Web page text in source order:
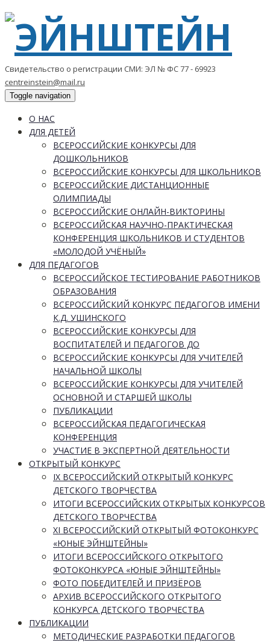
Свидетельство о регистрации СМИ: ЭЛ № ФС 77 - 69923
centreinstein@mail.ru
Toggle navigation
О НАС
ДЛЯ ДЕТЕЙ
ВСЕРОССИЙСКИЕ КОНКУРСЫ ДЛЯ
ДОШКОЛЬНИКОВ
ВСЕРОССИЙСКИЕ КОНКУРСЫ ДЛЯ ШКОЛЬНИКОВ
ВСЕРОССИЙСКИЕ ДИСТАНЦИОННЫЕ
ОЛИМПИАДЫ
ВСЕРОССИЙСКИЕ ОНЛАЙН-ВИКТОРИНЫ
ВСЕРОССИЙСКАЯ НАУЧНО-ПРАКТИЧЕСКАЯ
КОНФЕРЕНЦИЯ ШКОЛЬНИКОВ И СТУДЕНТОВ
«МОЛОДОЙ УЧЁНЫЙ»
ДЛЯ ПЕДАГОГОВ
ВСЕРОССИЙСКОЕ ТЕСТИРОВАНИЕ РАБОТНИКОВ
ОБРАЗОВАНИЯ
ВСЕРОССИЙСКИЙ КОНКУРС ПЕДАГОГОВ ИМЕНИ
К.Д. УШИНСКОГО
ВСЕРОССИЙСКИЕ КОНКУРСЫ ДЛЯ
ВОСПИТАТЕЛЕЙ И ПЕДАГОГОВ ДО
ВСЕРОССИЙСКИЕ КОНКУРСЫ ДЛЯ УЧИТЕЛЕЙ
НАЧАЛЬНОЙ ШКОЛЫ
ВСЕРОССИЙСКИЕ КОНКУРСЫ ДЛЯ УЧИТЕЛЕЙ
ОСНОВНОЙ И СТАРШЕЙ ШКОЛЫ
ПУБЛИКАЦИИ
ВСЕРОССИЙСКАЯ ПЕДАГОГИЧЕСКАЯ
КОНФЕРЕНЦИЯ
УЧАСТИЕ В ЭКСПЕРТНОЙ ДЕЯТЕЛЬНОСТИ
ОТКРЫТЫЙ КОНКУРС
IX ВСЕРОССИЙСКИЙ ОТКРЫТЫЙ КОНКУРС
ДЕТСКОГО ТВОРЧЕСТВА
ИТОГИ ВСЕРОССИЙСКИХ ОТКРЫТЫХ КОНКУРСОВ
ДЕТСКОГО ТВОРЧЕСТВА
XI ВСЕРОССИЙСКИЙ ОТКРЫТЫЙ ФОТОКОНКУРС
«ЮНЫЕ ЭЙНШТЕЙНЫ»
ИТОГИ ВСЕРОССИЙСКОГО ОТКРЫТОГО
ФОТОКОНКУРСА «ЮНЫЕ ЭЙНШТЕЙНЫ»
ФОТО ПОБЕДИТЕЛЕЙ И ПРИЗЁРОВ
АРХИВ ВСЕРОССИЙСКОГО ОТКРЫТОГО
КОНКУРСА ДЕТСКОГО ТВОРЧЕСТВА
ПУБЛИКАЦИИ
МЕТОДИЧЕСКИЕ РАЗРАБОТКИ ПЕДАГОГОВ